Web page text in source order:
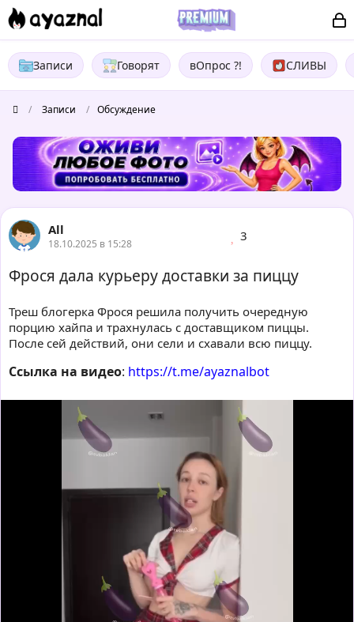
Записи Говорят вОпрос ?! СЛИВЫ
/ Записи / Обсуждение
All
18.10.2025 в 15:28 3
Фрося дала курьеру доставки за пиццу
Треш блогерка Фрося решила получить очередную
порцию хайпа и трахнулась с доставщиком пиццы.
После сей действий, они сели и схавали всю пиццу.
Ссылка на видео: https://t.me/ayaznalbot